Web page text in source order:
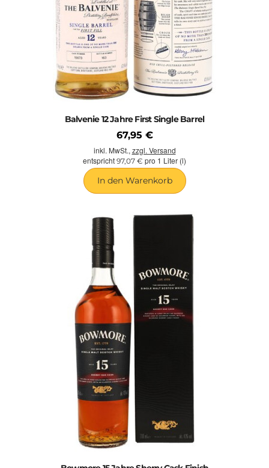
Balvenie 12 Jahre First Single Barrel
67,95 €
inkl. MwSt., zzgl. Versand
entspricht 97,07 € pro 1 Liter (l)
In den Warenkorb